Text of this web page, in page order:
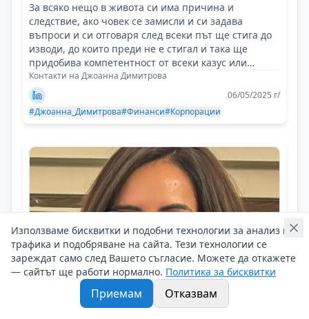
За всяко нещо в живота си има причина и
следствие, ако човек се замисли и си задава
въпроси и си отговаря след всеки път ще стига до
изводи, до които преди не е стигал и така ще
придобива компетентност от всеки казус или
случай!
Контакти на Джоанна Димитрова
06/05/2025 г/
#Джоанна_Димитрова#Финанси#Корпорации
Използваме бисквитки и подобни технологии за анализ на
трафика и подобряване на сайта. Тези технологии се
зареждат само след Вашето съгласие. Можете да откажете
— сайтът ще работи нормално. Политика за бисквитки
Приемам Отказвам